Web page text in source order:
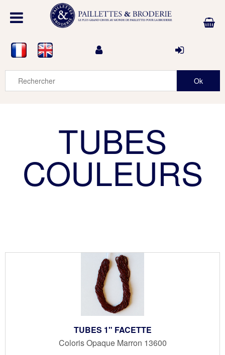
TUBES
COULEURS
TUBES 1" FACETTE
Coloris Opaque Marron 13600